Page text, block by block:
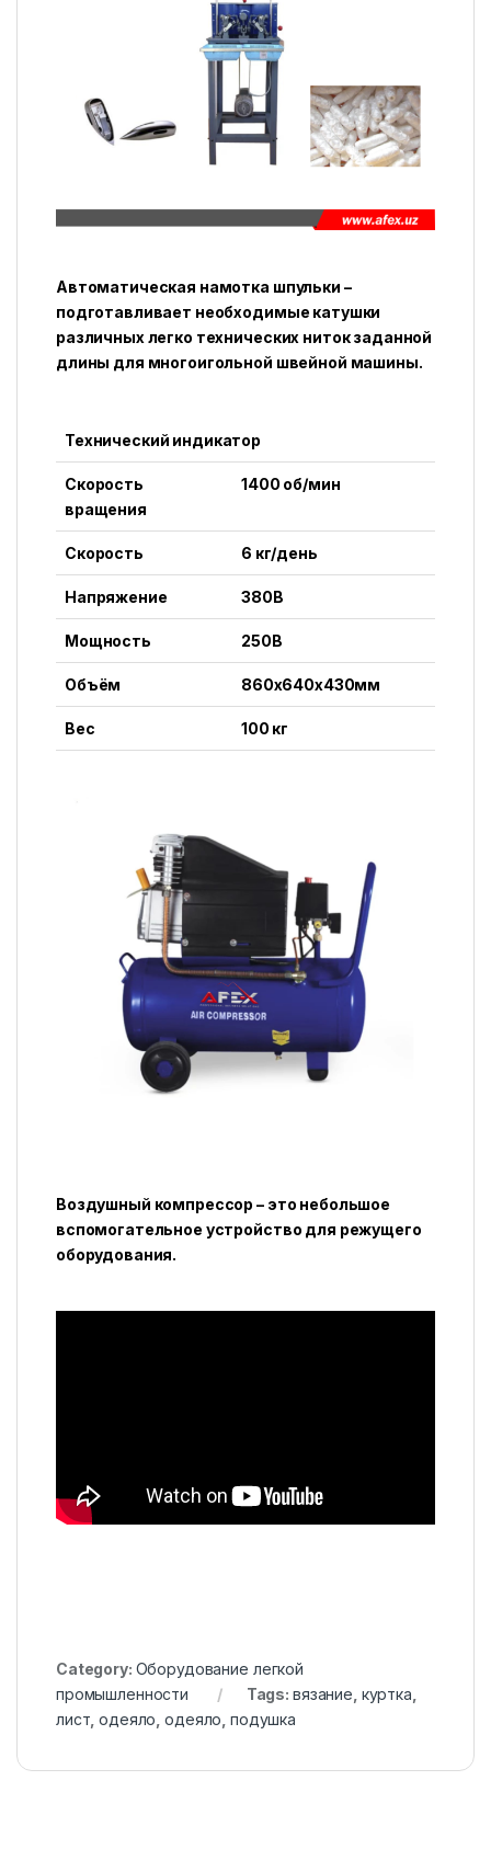
Автоматическая намотка шпульки –
подготавливает необходимые катушки
различных легко технических ниток заданной
длины для многоигольной швейной машины.
Технический индикатор
Скорость
вращения
1400 об/мин
Скорость 6 кг/день
Напряжение 380В
Мощность 250В
Объём 860x640x430мм
Вес 100 кг
Воздушный компрессор – это небольшое
вспомогательное устройство для режущего
оборудования.
Category: Оборудование легкой
промышленности
Tags: вязание куртка
лист ,одеяло ,одеяло подушка